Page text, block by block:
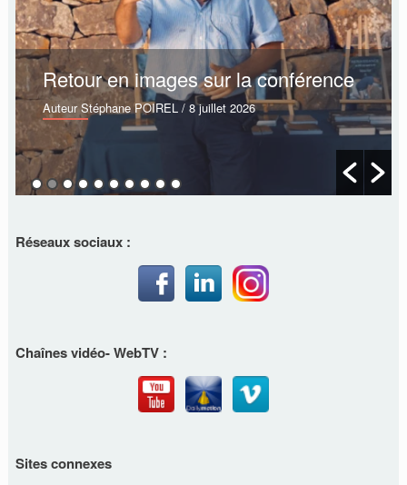
Retour en images sur la conférence
Auteur Stéphane POIREL/ 8 juillet 2026
Réseaux sociaux :
Chaînes vidéo- WebTV :
Sites connexes